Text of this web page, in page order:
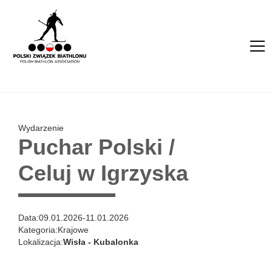
Wydarzenie
Puchar Polski /
Celuj w Igrzyska
Data:09.01.2026-11.01.2026
Kategoria:Krajowe
Lokalizacja:Wisła - Kubalonka